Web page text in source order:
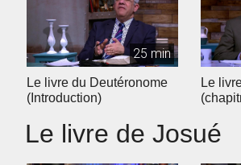
25 min
Le livre du Deutéronome
(Introduction)
Le
Le livre de Josué